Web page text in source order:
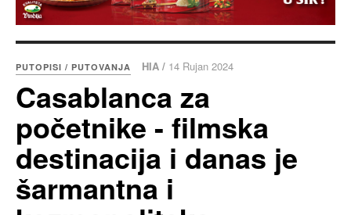
PUTOPISI / PUTOVANJA HIA / 14 Rujan 2024
Casablanca za
početnike - filmska
destinacija i danas je
šarmantna i